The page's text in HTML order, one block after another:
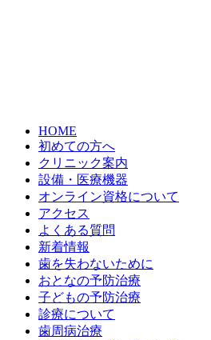
HOME
初めての方へ
クリニック案内
設備・医療機器
オンライン資格について
アクセス
よくある質問
新着情報
歯を失わないために
おとなの予防治療
子どもの予防治療
診療について
歯周病治療